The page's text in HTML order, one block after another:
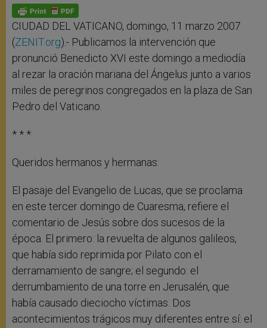
p
p
g
e
r
o
k
CIUDAD DEL VATICANO, domingo, 11 marzo 2007
(ZENIT.org).- Publicamos la intervención que
pronunció Benedicto XVI este domingo a mediodía
al rezar la oración mariana del Ángelus junto a varios
miles de peregrinos congregados en la plaza de San
Pedro del Vaticano.
* * *
Queridos hermanos y hermanas:
El pasaje del Evangelio de Lucas, que se proclama
en este tercer domingo de Cuaresma, refiere el
comentario de Jesús sobre dos sucesos de la
época. El primero: la revuelta de algunos galileos,
que había sido reprimida por Pilato con el
derramamiento de sangre; el segundo: el
derrumbamiento de una torre en Jerusalén, que
había causado dieciocho víctimas. Dos
acontecimientos trágicos muy diferentes entre sí: el